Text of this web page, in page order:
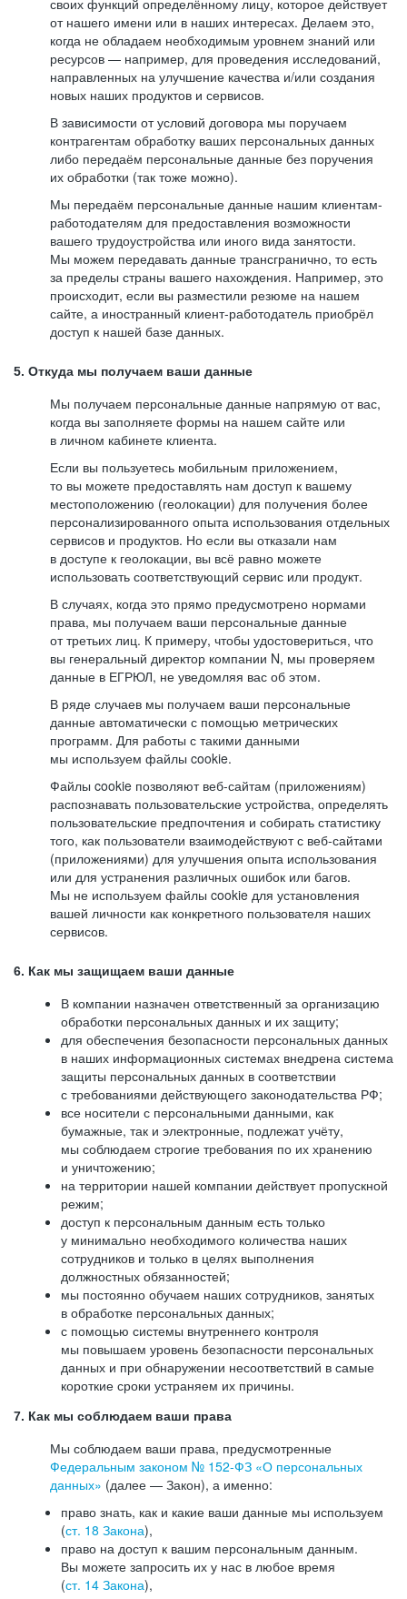
своих функций определённому лицу, которое действует
от нашего имени или в наших интересах. Делаем это,
когда не обладаем необходимым уровнем знаний или
ресурсов — например, для проведения исследований,
направленных на улучшение качества и/или создания
новых наших продуктов и сервисов.
В зависимости от условий договора мы поручаем
контрагентам обработку ваших персональных данных
либо передаём персональные данные без поручения
их обработки (так тоже можно).
Мы передаём персональные данные нашим клиентам-
работодателям для предоставления возможности
вашего трудоустройства или иного вида занятости.
Мы можем передавать данные трансгранично, то есть
за пределы страны вашего нахождения. Например, это
происходит, если вы разместили резюме на нашем
сайте, а иностранный клиент-работодатель приобрёл
доступ к нашей базе данных.
5. Откуда мы получаем ваши данные
Мы получаем персональные данные напрямую от вас,
когда вы заполняете формы на нашем сайте или
в личном кабинете клиента.
Если вы пользуетесь мобильным приложением,
то вы можете предоставлять нам доступ к вашему
местоположению (геолокации) для получения более
персонализированного опыта использования отдельных
сервисов и продуктов. Но если вы отказали нам
в доступе к геолокации, вы всё равно можете
использовать соответствующий сервис или продукт.
В случаях, когда это прямо предусмотрено нормами
права, мы получаем ваши персональные данные
от третьих лиц. К примеру, чтобы удостовериться, что
вы генеральный директор компании N, мы проверяем
данные в ЕГРЮЛ, не уведомляя вас об этом.
В ряде случаев мы получаем ваши персональные
данные автоматически с помощью метрических
программ. Для работы с такими данными
мы используем файлы cookie.
Файлы cookie позволяют веб-сайтам (приложениям)
распознавать пользовательские устройства, определять
пользовательские предпочтения и собирать статистику
того, как пользователи взаимодействуют с веб-сайтами
(приложениями) для улучшения опыта использования
или для устранения различных ошибок или багов.
Мы не используем файлы cookie для установления
вашей личности как конкретного пользователя наших
сервисов.
6. Как мы защищаем ваши данные
В компании назначен ответственный за организацию
обработки персональных данных и их защиту;
для обеспечения безопасности персональных данных
в наших информационных системах внедрена система
защиты персональных данных в соответствии
с требованиями действующего законодательства РФ;
все носители с персональными данными, как
бумажные, так и электронные, подлежат учёту,
мы соблюдаем строгие требования по их хранению
и уничтожению;
на территории нашей компании действует пропускной
режим;
доступ к персональным данным есть только
у минимально необходимого количества наших
сотрудников и только в целях выполнения
должностных обязанностей;
мы постоянно обучаем наших сотрудников, занятых
в обработке персональных данных;
с помощью системы внутреннего контроля
мы повышаем уровень безопасности персональных
данных и при обнаружении несоответствий в самые
короткие сроки устраняем их причины.
7. Как мы соблюдаем ваши права
Мы соблюдаем ваши права, предусмотренные
Федеральным законом № 152-ФЗ «О персональных
данных» (далее — Закон), а именно:
право знать, как и какие ваши данные мы используем
(ст. 18 Закона),
право на доступ к вашим персональным данным.
Вы можете запросить их у нас в любое время
(ст. 14 Закона),